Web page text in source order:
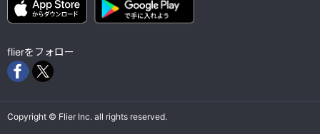
flierをフォロー
Copyright © Flier Inc. all rights reserved.